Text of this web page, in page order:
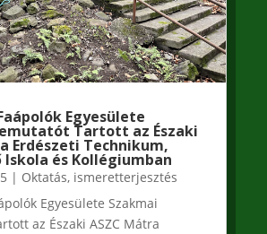
Egyesülete
Tartott az Északi
Erdészeti Technikum,
Iskola és Kollégiumban
| Oktatás, ismeretterjesztés
Egyesülete Szakmai
az Északi ASZC Mátra